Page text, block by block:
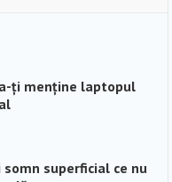
ți menține laptopul
superficial ce nu